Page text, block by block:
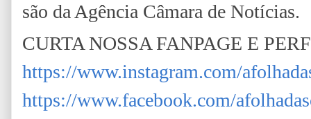
são da Agência Câmara de Notícias.
CURTA NOSSA FANPAGE E
https://www.instagram.com/
https://www.facebook.com/